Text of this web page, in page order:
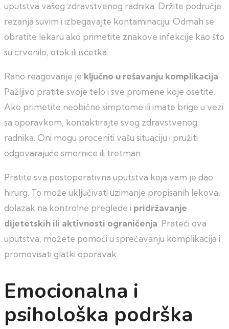
uputstva vašeg zdravstvenog radnika. Držite područje
rezanja suvim i izbegavajte kontaminaciju. Odmah se
obratite lekaru ako primetite znakove infekcije kao što
su crvenilo, otok ili iscetka.
Rano reagovanje je ključno u rešavanju komplikacija.
Pažljivo pratite svoje telo i sve promene koje osetite.
Ako primetite neobične simptome ili imate brige u vezi
sa oporavkom, kontaktirajte svog zdravstvenog
radnika. Oni mogu proceniti vašu situaciju i pružiti
odgovarajuće smernice ili tretman.
Pratite sva postoperativna uputstva koja vam je dao
hirurg. To može uključivati uzimanje propisanih lekova,
dolazak na kontrolne preglede i pridržavanje
dijetetskih ili aktivnosti ograničenja. Prateći ova
uputstva, možete pomoći u sprečavanju komplikacija i
promovisati glatki oporavak.
Emocionalna i
psihološka podrška